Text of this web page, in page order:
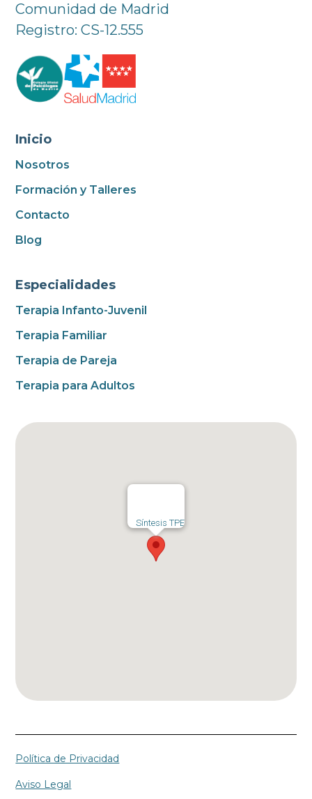
Comunidad de Madrid
Registro: CS-12.555
Inicio
Nosotros
Formación y Talleres
Contacto
Blog
Especialidades
Terapia Infanto-Juvenil
Terapia Familiar
Terapia de Pareja
Terapia para Adultos
Síntesis TPE
Política de Privacidad
Aviso Legal